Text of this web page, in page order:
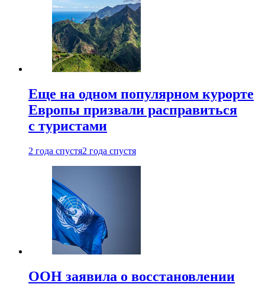
Еще на одном популярном курорте
Европы призвали расправиться
с туристами
2 года спустя2 года спустя
ООН заявила о восстановлении